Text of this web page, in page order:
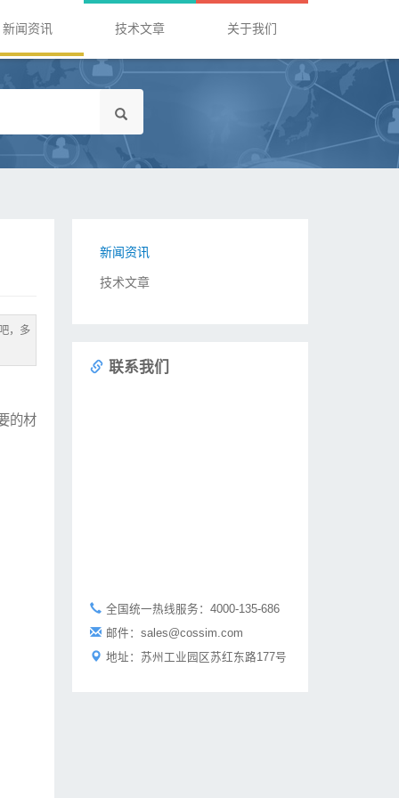
新闻资讯 技术文章 关于我们
，多
的材
新闻资讯
技术文章
联系我们
全国统一热线服务：4000-135-686
邮件：sales@cossim.com
地址：苏州工业园区苏红东路177号